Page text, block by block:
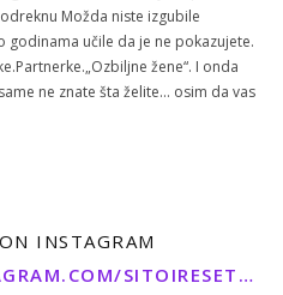
Možda niste izgubile
godinama učile da je ne pokazujete.
žene“. I onda
ne znate šta želite… osim da vas
INSTAGRAM
@HTTPS://WWW.INSTAGRAM.COM/SITOIRESETO/